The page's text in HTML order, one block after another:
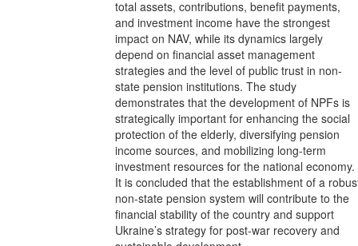
total assets, contributions, benefit payments,
and investment income have the strongest
impact on NAV, while its dynamics largely
depend on financial asset management
strategies and the level of public trust in non-
state pension institutions. The study
demonstrates that the development of NPFs is
strategically important for enhancing the social
protection of the elderly, diversifying pension
income sources, and mobilizing long-term
investment resources for the national economy.
It is concluded that the establishment of a
non-state pension system will contribute to the
financial stability of the country and support
Ukraine’s strategy for post-war recovery and